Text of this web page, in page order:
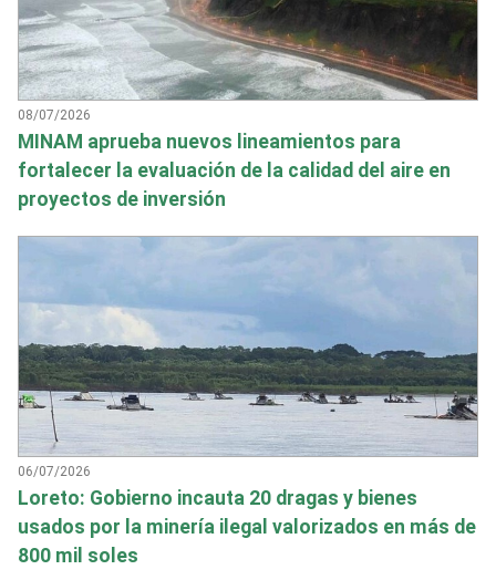
08/07/2026
MINAM aprueba nuevos lineamientos para
fortalecer la evaluación de la calidad del aire en
proyectos de inversión
06/07/2026
Loreto: Gobierno incauta 20 dragas y bienes
usados por la minería ilegal valorizados en más de
800 mil soles